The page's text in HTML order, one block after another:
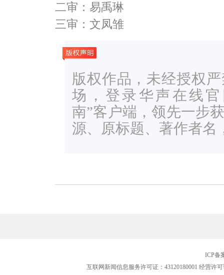
二审：易禹琳
三审：文凤雏
版权作品，未经授权
场，登录华声在线官
南”客户端，领先一步
源、原标题、著作者名
ICP备
互联网新闻信息服务许可证：43120180001 经营许可